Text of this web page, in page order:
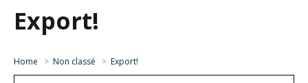
Export!
Home > Non classé > Export!